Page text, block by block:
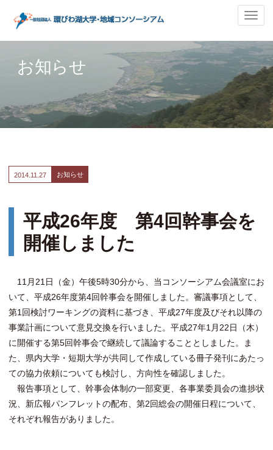
ナ
ビ
ゲ
ー
シ
ョ
ン
替
お知らせ
2014. 11.27 お知らせ
平成26年度 第4回幹事会を
開催しました
11月21日（金）午後5時30分から、当コンソーシアム会議室にお
いて、平成26年度第4回幹事会を開催しました。審議事項として、
第1回検討ワーキングの資料に基づき、平成27年度及びそれ以降の
事業計画について意見交換を行いました。平成27年1月22日（木）
に開催する第5回幹事会で継続して議論することとしました。ま
た、県内大学・短期大学が共同して作成している冊子発刊にあたっ
ての協力依頼についても検討し、方向性を確認しました。
報告事項として、幹事会体制の一部変更、各事業委員会の進捗状
況、新広報パンフレットの配布、第2回総会の開催日程について、
それぞれ報告がありました。